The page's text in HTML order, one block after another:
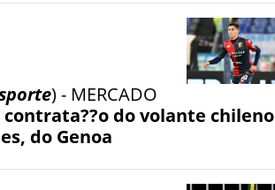
) - MERCADO
contrata??o do volante chileno
do Genoa